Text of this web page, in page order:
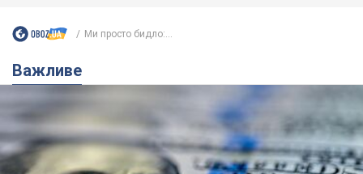
Банки "готуються" до нового курсу долара:
українцям розповіли, чого очікувати
найближчими днями